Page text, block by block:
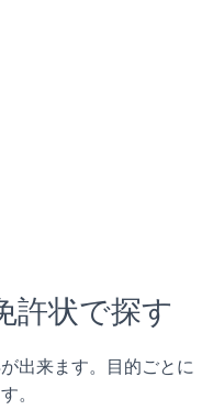
許状で探す
出来ます。目的ごとに
。